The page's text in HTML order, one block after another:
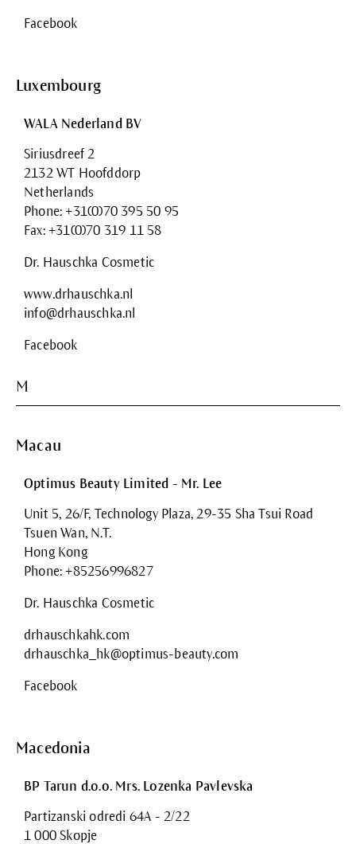
Facebook
Luxembourg
WALA Nederland BV
Siriusdreef 2
2132 WT Hoofddorp
Netherlands
Phone: +31(0)70 395 50 95
Fax: +31(0)70 319 11 58
Dr. Hauschka Cosmetic
www.drhauschka.nl
info@drhauschka.nl
Facebook
M
Macau
Optimus Beauty Limited - Mr. Lee
Unit 5, 26/F, Technology Plaza, 29-35 Sha Tsui Road
Tsuen Wan, N.T.
Hong Kong
Phone: +85256996827
Dr. Hauschka Cosmetic
drhauschkahk.com
drhauschka_hk@optimus-beauty.com
Facebook
Macedonia
BP Tarun d.o.o. Mrs. Lozenka Pavlevska
Partizanski odredi 64A - 2/22
1 000 Skopje